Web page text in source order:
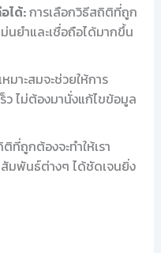
ได้:การเลือกวิธีสถิติที่ถูก
นยำและเชื่อถือได้มากขึ้น
าะสมจะช่วยให้การ
ว ไม่ต้องมานั่งแก้ไขข้อมูล
ที่ถูกต้องจะทำให้เรา
สัมพันธ์ต่างๆ ได้ชัดเจนยิ่ง